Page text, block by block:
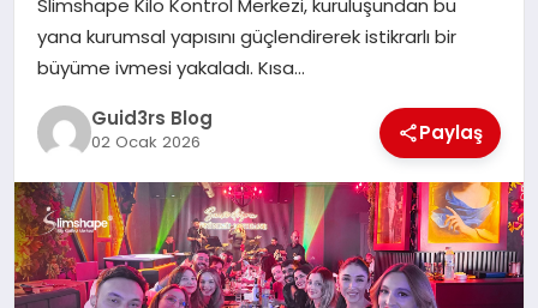
yana kurumsal yapısını güçlendirerek istikrarlı bir
büyüme ivmesi yakaladı. Kısa…
Guid3rs Blog
02 Ocak 2026 Paylaş